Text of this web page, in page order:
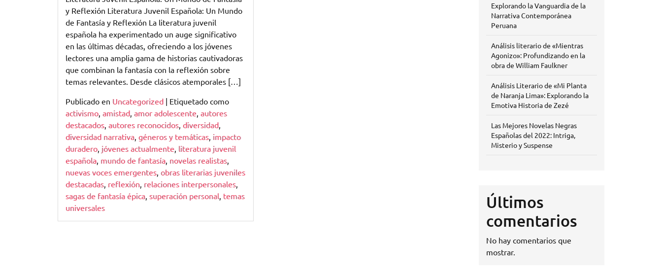
Magia
de
la
Literatura
Juvenil
Española
y Reflexión Literatura Juvenil Española: Un Mundo
de Fantasía y Reflexión La literatura juvenil
española ha experimentado un auge significativo
en las últimas décadas, ofreciendo a los jóvenes
lectores una amplia gama de historias cautivadoras
que combinan la fantasía con la reflexión sobre
temas relevantes. Desde clásicos atemporales […]
Publicado en Uncategorized | Etiquetado como
activismo, amistad, amor adolescente, autores
destacados, autores reconocidos, diversidad,
diversidad narrativa, géneros y temáticas, impacto
duradero, jóvenes actualmente, literatura juvenil
española, mundo de fantasía, novelas realistas,
nuevas voces emergentes, obras literarias juveniles
destacadas, reflexión, relaciones interpersonales,
sagas de fantasía épica, superación personal, temas
universales
Explorando la Vanguardia de la
Narrativa Contemporánea
Peruana
Análisis literario de «Mientras
Agonizo»: Profundizando en la
obra de William Faulkner
Análisis Literario de «Mi Planta
de Naranja Lima»: Explorando la
Emotiva Historia de Zezé
Las Mejores Novelas Negras
Españolas del 2022: Intriga,
Misterio y Suspense
Últimos
comentarios
No hay comentarios que
mostrar.